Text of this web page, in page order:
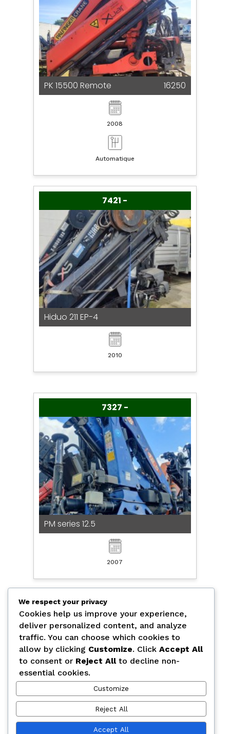
PK 15500 Remote 16250
2008
Automatique
7421 -
Hiduo 211 EP-4
2010
7327 -
PM series 12.5
2007
7293 -
Flyjib JIB Cormach
We respect your privacy
Cookies help us improve your experience,
deliver personalized content, and analyze
traffic. You can choose which cookies to
allow by clicking Customize. Click Accept All
to consent or Reject Allto decline non-
essential cookies.
Customize
Reject All
Accept All